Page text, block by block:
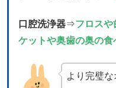
口腔洗浄器⇒フロスや
ケットや奥歯の奥の
より完璧